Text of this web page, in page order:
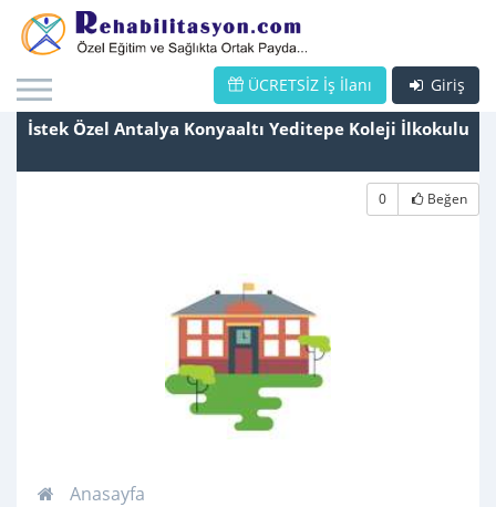
Giriş
ÜCRETSİZ İş İlanı
İstek Özel Antalya Konyaaltı Yeditepe Koleji İlkokulu
0 Beğen
Anasayfa